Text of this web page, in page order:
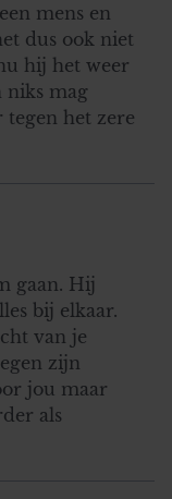
mens en
dus ook niet
hij het weer
mag
het zere
gaan. Hij
bij elkaar.
van je
zijn
jou maar
als